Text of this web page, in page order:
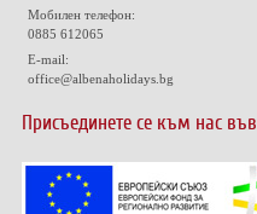
Мобилен телефон:
0885 612065
E-mail:
office@albenaholidays.bg
Присъединете се към нас